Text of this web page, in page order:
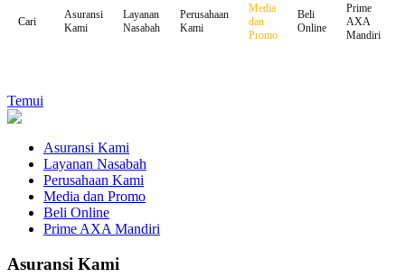
Cari
Asuransi
Kami
Layanan
Nasabah
Perusahaan
Kami
Media
dan
Promo
Beli
Online
Prime
AXA
Mandiri
Temui
Asuransi Kami
Layanan Nasabah
Perusahaan Kami
Media dan Promo
Beli Online
Prime AXA Mandiri
Asuransi Kami